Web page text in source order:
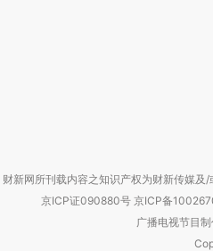
财新网所刊载内容之知识产权为财新传媒及
京ICP证090880号 京ICP备
广播电视节目